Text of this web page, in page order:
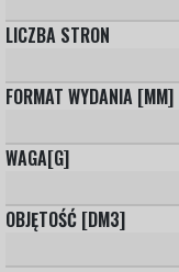
LICZBA STRON
FORMAT WYDANIA [MM]
WAGA[G]
OBJĘTOŚĆ [DM3]